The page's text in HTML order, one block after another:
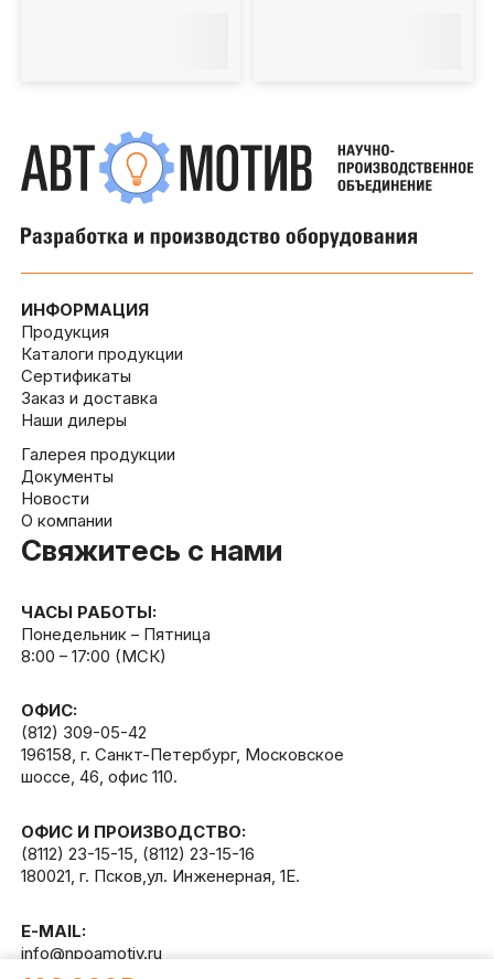
ИНФОРМАЦИЯ
Продукция
Каталоги продукции
Сертификаты
Заказ и доставка
Наши дилеры
Галерея продукции
Документы
Новости
О компании
Свяжитесь с нами
ЧАСЫ РАБОТЫ:
Понедельник – Пятница
8:00 – 17:00 (МСК)
ОФИС:
(812) 309-05-42
196158, г. Санкт-Петербург, Московское
шоссе, 46, офис 110.
ОФИС И ПРОИЗВОДСТВО:
(8112) 23-15-15, (8112) 23-15-16
180021, г. Псков,ул. Инженерная, 1Е.
E-MAIL:
info@npoamotiv.ru